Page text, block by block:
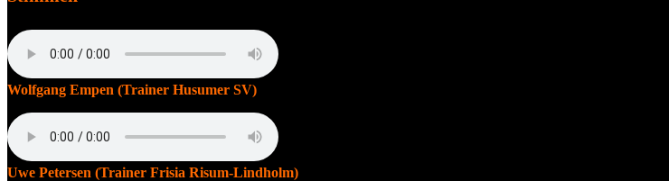
Wolfgang Empen (Trainer Husumer SV)
Uwe Petersen (Trainer Frisia Risum-Lindholm)